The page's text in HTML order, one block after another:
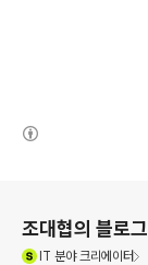
조대협의 블로그
IT 분야 크리에이터